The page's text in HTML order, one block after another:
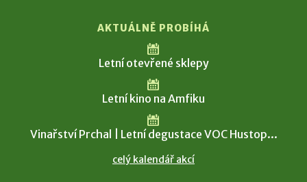
AKTUÁLNĚ PROBÍHÁ
Letní otevřené sklepy
Letní kino na Amfiku
Vinařství Prchal | Letní degustace VOC Hustop...
celý kalendář akcí